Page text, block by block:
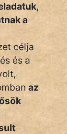
,
a
célja
és a
az